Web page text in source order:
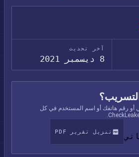
آخر تحديث
رقم هاتفك أو اسم المستخدم في كل
تنزيل تقرير PDF